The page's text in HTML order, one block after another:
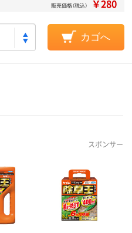
販売価格（税込） ￥280
カゴへ
スポンサー